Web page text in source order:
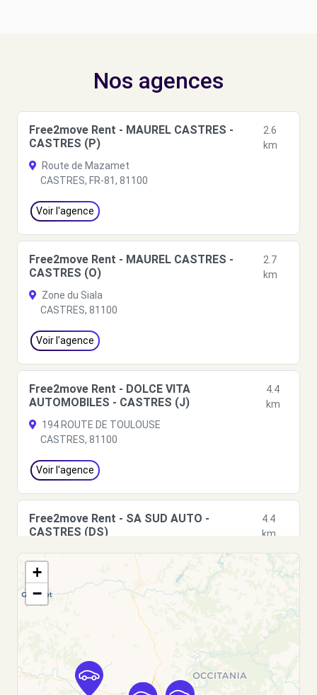
Nos agences
Free2move Rent - MAUREL CASTRES -
CASTRES (P)
2.6
km
Route de Mazamet
CASTRES, FR-81, 81100
Voir l'agence
Free2move Rent - MAUREL CASTRES -
CASTRES (O)
2.7
km
Zone du Siala
CASTRES, 81100
Voir l'agence
Free2move Rent - DOLCE VITA
AUTOMOBILES - CASTRES (J)
4.4
km
194 ROUTE DE TOULOUSE
CASTRES, 81100
Voir l'agence
Free2move Rent - SA SUD AUTO -
CASTRES (DS)
4.4
km
194 ROUTE DE TOULOUSE
CASTRES, FR-81, 81100
Voir l'agence
Free2move Rent - SA SUD AUTO -
CASTRES (C)
km
194 ROUTE DE TOULOUSE
+
−